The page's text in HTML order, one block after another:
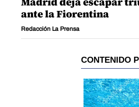
ante la Fiorentina
Redacción La Prensa